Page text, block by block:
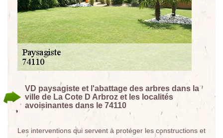
VD paysagiste et l'abattage des arbres dans la
ville de La Cote D Arbroz et les localités
avoisinantes dans le 74110
Les interventions qui servent à protéger les constructions et